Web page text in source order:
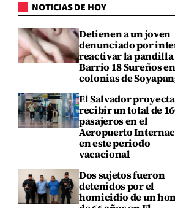
NOTICIAS DE HOY
Detienen a un joven
denunciado por
reactivar la pandilla
Barrio 18 Sureños en
colonias de
El Salvador proyecta
recibir un total de
pasajeros en el
Aeropuerto
en este periodo
vacacional
Dos sujetos fueron
detenidos por el
homicidio de un